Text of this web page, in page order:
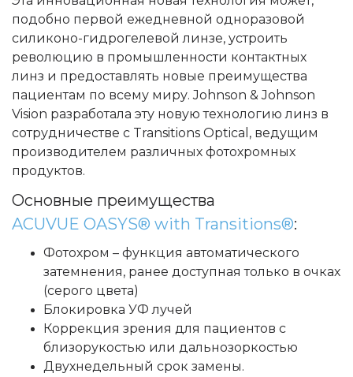
подобно первой ежедневной одноразовой
силиконо-гидрогелевой линзе, устроить
революцию в промышленности контактных
линз и предоставлять новые преимущества
пациентам по всему миру. Johnson & Johnson
Vision разработала эту новую технологию линз в
сотрудничестве с Transitions Optical, ведущим
производителем различных фотохромных
продуктов.
Основные преимущества
ACUVUE OASYS® with Transitions®:
Фотохром – функция автоматического
затемнения, ранее доступная только в очках
(серого цвета)
Блокировка УФ лучей
Коррекция зрения для пациентов с
близорукостью или дальнозоркостью
Двухнедельный срок замены.